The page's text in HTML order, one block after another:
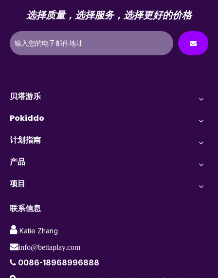
选择质量，选择服务，选择更好的价格
贝塔游乐
Pokiddo
计划指南
产品
项目
联系信息
 Katie Zhang
info@bettaplay.com
 0086-18968996888